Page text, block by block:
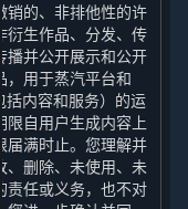
销的、非排他性的许
衍生作品、分发、传
播并公开展示和公开
，用于蒸汽平台和
括内容和服务）的运
限自用户生成内容上
届满时止。您理解并
、删除、未使用、未
责任或义务，也不对